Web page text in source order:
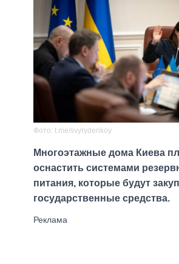
Фото: t.me/svyrydenkoy
Многоэтажные дома Киева
оснастить системами
питания, которые будут
государственные средства.